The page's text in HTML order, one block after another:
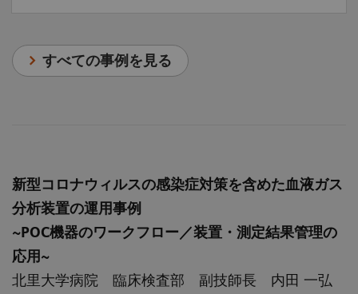
すべての事例を見る
新型コロナウィルスの感染症対策を含めた血液ガス
分析装置の運用事例
~POC機器のワークフロー／装置・測定結果管理の
応用~
北里大学病院 臨床検査部 副技師長 内田 一弘